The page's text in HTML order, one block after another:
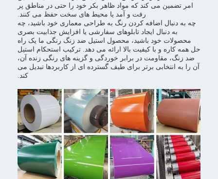
امر تضمین می کند که مواد ظاهر بکر خود را حتی در مناطق پر
رفت و آمد یا محیط های سخت حفظ می کنند.
چه به دنبال اضافه کردن رنگ به طراحی معماری خود باشید، چه
به دنبال ایجاد تابلوهای سفارشی یا افزایش جذابیت بصری
محصولات خود باشید، محصول استیل ضد زنگ رنگی ما یک راه
حل همه کاره و با کیفیت بالا ارائه می دهد. ترکیب استحکام استیل
ضد زنگ، مقاومت در برابر خوردگی و گزینه های رنگی زنده آن،
آن را به انتخابی برتر برای طیف گسترده ای از کاربردها تبدیل می
کند.